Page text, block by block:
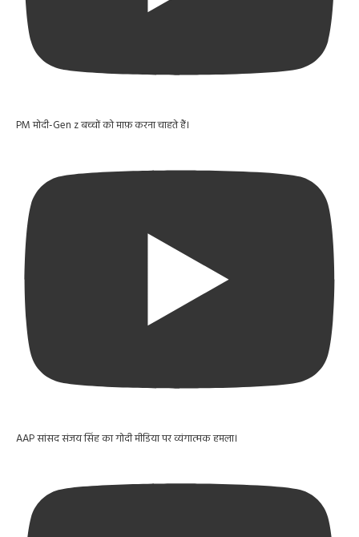
PM मोदी-Gen z बच्चों को माफ़ करना चाहते हैं।
AAP सांसद संजय सिंह का गोदी मीडिया पर व्यंगात्मक हमला।